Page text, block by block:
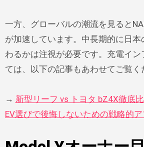
一方、グローバルの潮流を見ると
が加速しています。中長期的に日
わるかは注視が必要です。充電イ
ては、以下の記事もあわせてご覧く
→ 新型リーフ vs トヨタ bZ4X徹底
EV選びで後悔しないための戦略的